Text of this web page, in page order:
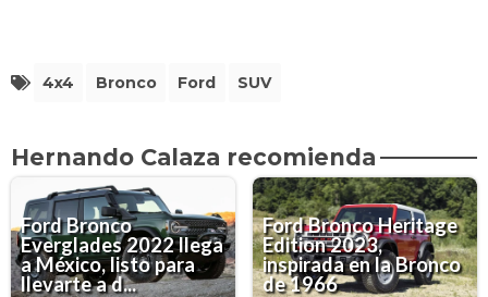
4x4 Bronco Ford SUV
Hernando Calaza recomienda
Ford Bronco
Everglades 2022 llega
a México, listo para
llevarte a d...
Ford Bronco Heritage
Edition 2023,
inspirada en la Bronco
de 1966